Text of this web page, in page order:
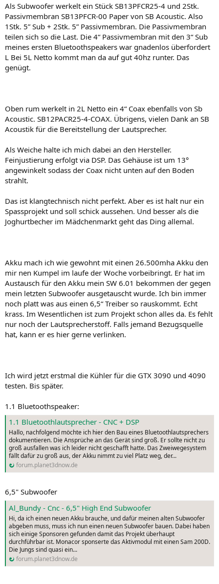
Als Subwoofer werkelt ein Stück SB13PFCR25-4 und 2Stk.
Passivmembran SB13PFCR-00 Paper von SB Acoustic. Also
1Stk. 5” Sub + 2Stk. 5” Passivmembran. Die Passivmembran
teilen sich so die Last. Die 4“ Passivmembran mit den 3“ Sub
meines ersten Bluetoothspeakers war gnadenlos überfordert
L Bei 5L Netto kommt man da auf gut 40hz runter. Das
genügt.
Oben rum werkelt in 2L Netto ein 4“ Coax ebenfalls von Sb
Acoustic. SB12PACR25-4-COAX. Übrigens, vielen Dank an SB
Acoustik für die Bereitstellung der Lautsprecher.
Als Weiche halte ich mich dabei an den Hersteller.
Feinjustierung erfolgt via DSP. Das Gehäuse ist um 13°
angewinkelt sodass der Coax nicht unten auf den Boden
strahlt.
Das ist klangtechnisch nicht perfekt. Aber es ist halt nur ein
Spassprojekt und soll schick aussehen. Und besser als die
Joghurtbecher im Mädchenmarkt geht das Ding allemal.
Akku mach ich wie gewohnt mit einen 26.500mha Akku den
mir nen Kumpel im laufe der Woche vorbeibringt. Er hat im
Austausch für den Akku mein SW 6.01 bekommen der gegen
mein letzten Subwoofer ausgetauscht wurde. Ich bin immer
noch platt was aus einen 6,5“ Treiber so rauskommt. Echt
krass. Im Wesentlichen ist zum Projekt schon alles da. Es fehlt
nur noch der Lautsprecherstoff. Falls jemand Bezugsquelle
hat, kann er es hier gerne verlinken.
Ich wird jetzt erstmal die Kühler für die GTX 3090 und 4090
testen. Bis später.
1.1 Bluetoothspeaker:
1.1 Bluetoothlautsprecher - CNC + DSP
Hallo, nachfolgend möchte ich hier den Bau eines Bluetoothlautsprechers
dokumentieren. Die Ansprüche an das Gerät sind groß. Er sollte nicht zu
groß ausfallen was ich leider nicht geschafft hatte. Das Zweiwegesystem
fällt dafür zu groß aus, der Akku nimmt zu viel Platz weg, der...
forum.planet3dnow.de
6,5" Subwoofer
Al_Bundy - Cnc - 6,5" High End Subwoofer
Hi, da ich einen neuen Akku brauche, und dafür meinen alten Subwoofer
abgeben muss, muss ich nun einen neuen Subwoofer bauen. Dabei haben
sich einige Sponsoren gefunden damit das Projekt überhaupt
durchführbar ist. Monacor sponserte das Aktivmodul mit einen Sam 200D.
Die Jungs sind quasi ein...
forum.planet3dnow.de